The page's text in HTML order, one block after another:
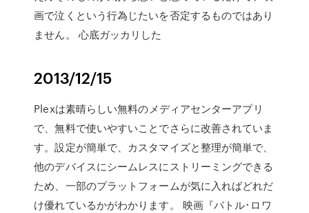
画で泣くという行為じたいを否定するものではあり
ません。 心底ガッカリした
2013/12/15
Plexは素晴らしい無料のメディアセンターアプリ
で、無料で使いやすいことでさらに改善されていま
す。設定が簡単で、カスタマイズと整理が簡単で、
他のデバイスにシームレスにストリーミングできる
ため、一部のプラットフォームが気に入ればどれだ
け優れているかがわかります。 映画『バトル･ロワ